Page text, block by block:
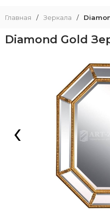
Главная / Зеркала /
Diamond Gold
‹